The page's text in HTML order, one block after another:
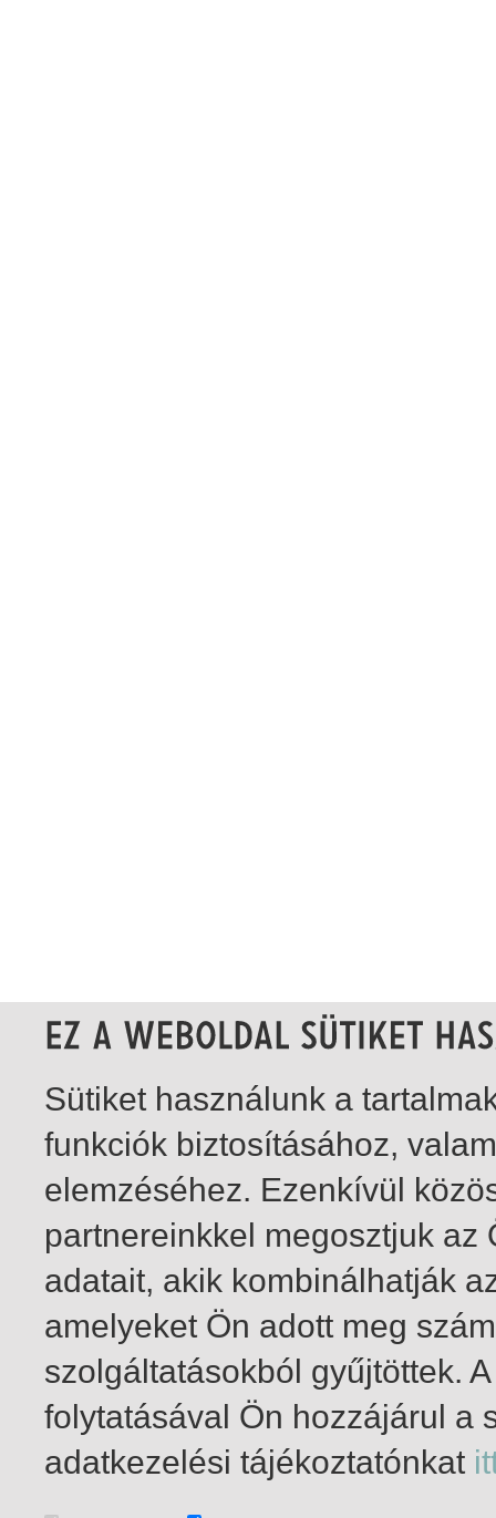
1-1 / total 1 hit
Sütiket használunk a
funkciók biztosításához,
elemzéséhez. Ezenkívül
partnereinkkel megosztjuk
adatait, akik kombinálhatják
amelyeket Ön adott meg
szolgáltatásokból gyűjtöttek.
folytatásával Ön hozzájárul a
adatkezelési tájékoztatónkat